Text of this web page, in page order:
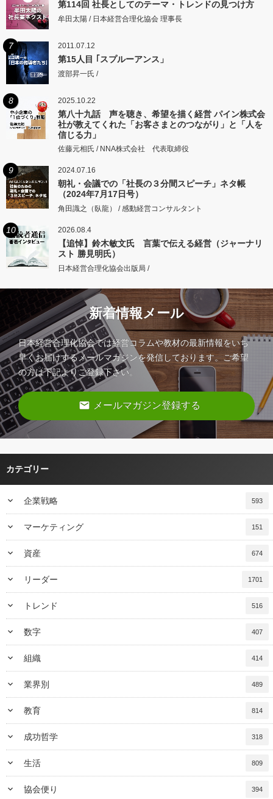
第114回 社長としてのテーマ・トレンドの見つけ方
牟田太陽 / 日本経営合理化協会 理事長
7 2011.07.12
第15人目 ｢スプルーアンス」
渡部昇一氏 /
8 2025.10.22
第八十九話 声を聴き、希望を描く経営 パイン株式会
社が教えてくれた「お客さまとのつながり」と「人を
信じる力」
佐藤元相氏 / NNA株式会社 代表取締役
9 2024.07.16
朝礼・会議での「社長の３分間スピーチ」ネタ帳
（2024年7月17日号）
角田識之（臥龍） / 感動経営コンサルタント
10 2026.08.4
【追悼】鈴木敏文氏 言葉で伝える経営（ジャーナリ
スト 勝見明氏）
日本経営合理化協会出版局 /
新着情報メール
日本経営合理化協会では経営コラムや教材の最新情報をいち
早くお届けするメールマガジンを発信しております。ご希望
の方は下記よりご登録下さい。
email メールマガジン登録する
カテゴリー
keyboard_arrow_down 企業戦略 593
keyboard_arrow_down マーケティング 151
keyboard_arrow_down 資産 674
keyboard_arrow_down リーダー 1701
keyboard_arrow_down トレンド 516
keyboard_arrow_down 数字 407
keyboard_arrow_down 組織 414
keyboard_arrow_down 業界別 489
keyboard_arrow_down 教育 814
keyboard_arrow_down 成功哲学 318
keyboard_arrow_down 生活 809
keyboard_arrow_down 協会便り 394